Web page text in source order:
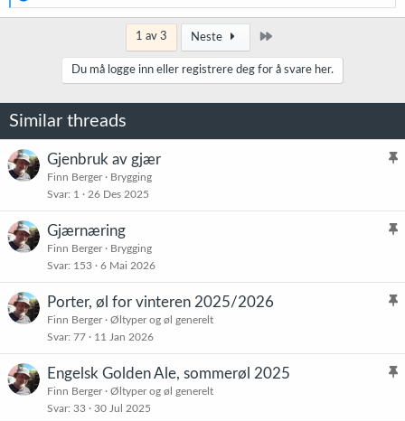
e
a
r
1 av 3 Neste
Du må logge inn eller registrere deg for å svare her.
Similar threads
K
t
Gjenbruk av gjær
Finn Berger
Brygging
Svar 1 26 Des 2025
K
t
Gjærnæring
Finn Berger
Brygging
Svar 153 6 Mai 2026
K
t
Porter, øl for vinteren 2025/2026
Finn Berger
Øltyper og øl generelt
Svar 77 11 Jan 2026
K
Engelsk Golden Ale, sommerøl 2025
Finn Berger
Øltyper og øl generelt
Svar 33 30 Jul 2025